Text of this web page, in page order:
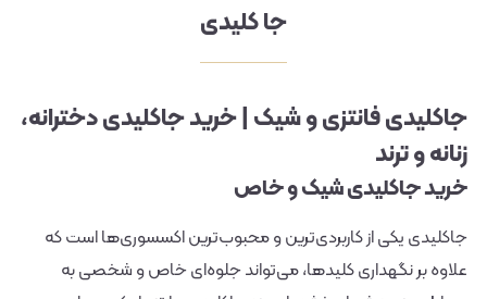
جا کلیدی
جاکلیدی فانتزی و شیک | خرید جاکلیدی دخترانه،
زنانه و ترند
خرید جاکلیدی شیک و خاص
جاکلیدی یکی از کاربردی‌ترین و محبوب‌ترین اکسسوری‌ها است که
علاوه بر نگهداری کلیدها، می‌تواند جلوه‌ای خاص و شخصی به